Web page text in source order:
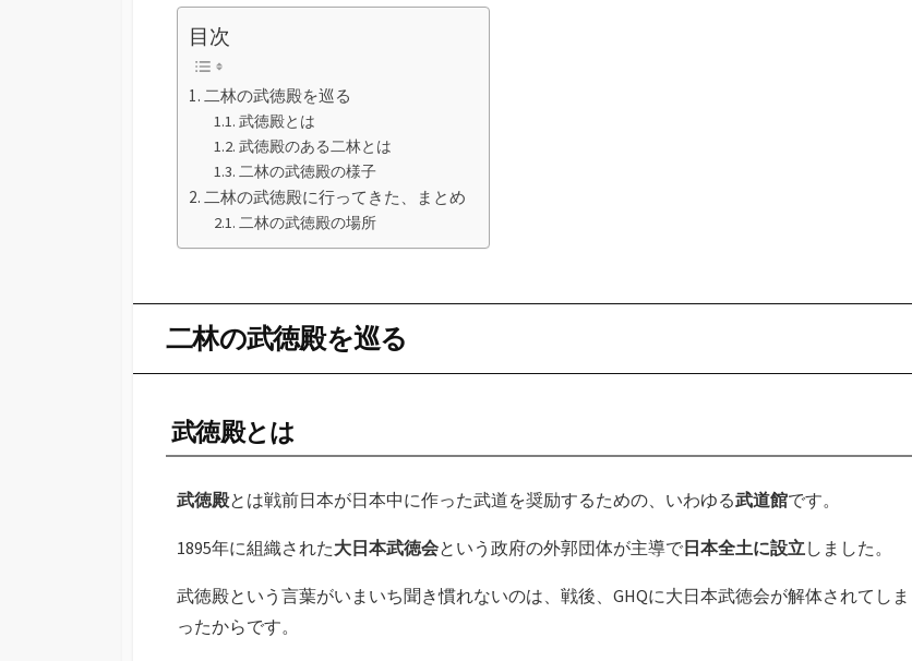
目次
二林の武徳殿を巡る
武徳殿とは
武徳殿のある二林とは
二林の武徳殿の様子
二林の武徳殿に行ってきた、まとめ
二林の武徳殿の場所
二林の武徳殿を巡る
武徳殿とは
武徳殿とは戦前日本が日本中に作った武道を奨励するための、いわゆる武道館です。
1895年に組織された大日本武徳会という政府の外郭団体が主導で日本全土に設立しました。
武徳殿という言葉がいまいち聞き慣れないのは、戦後、GHQに大日本武徳会が解体されてしま
ったからです。